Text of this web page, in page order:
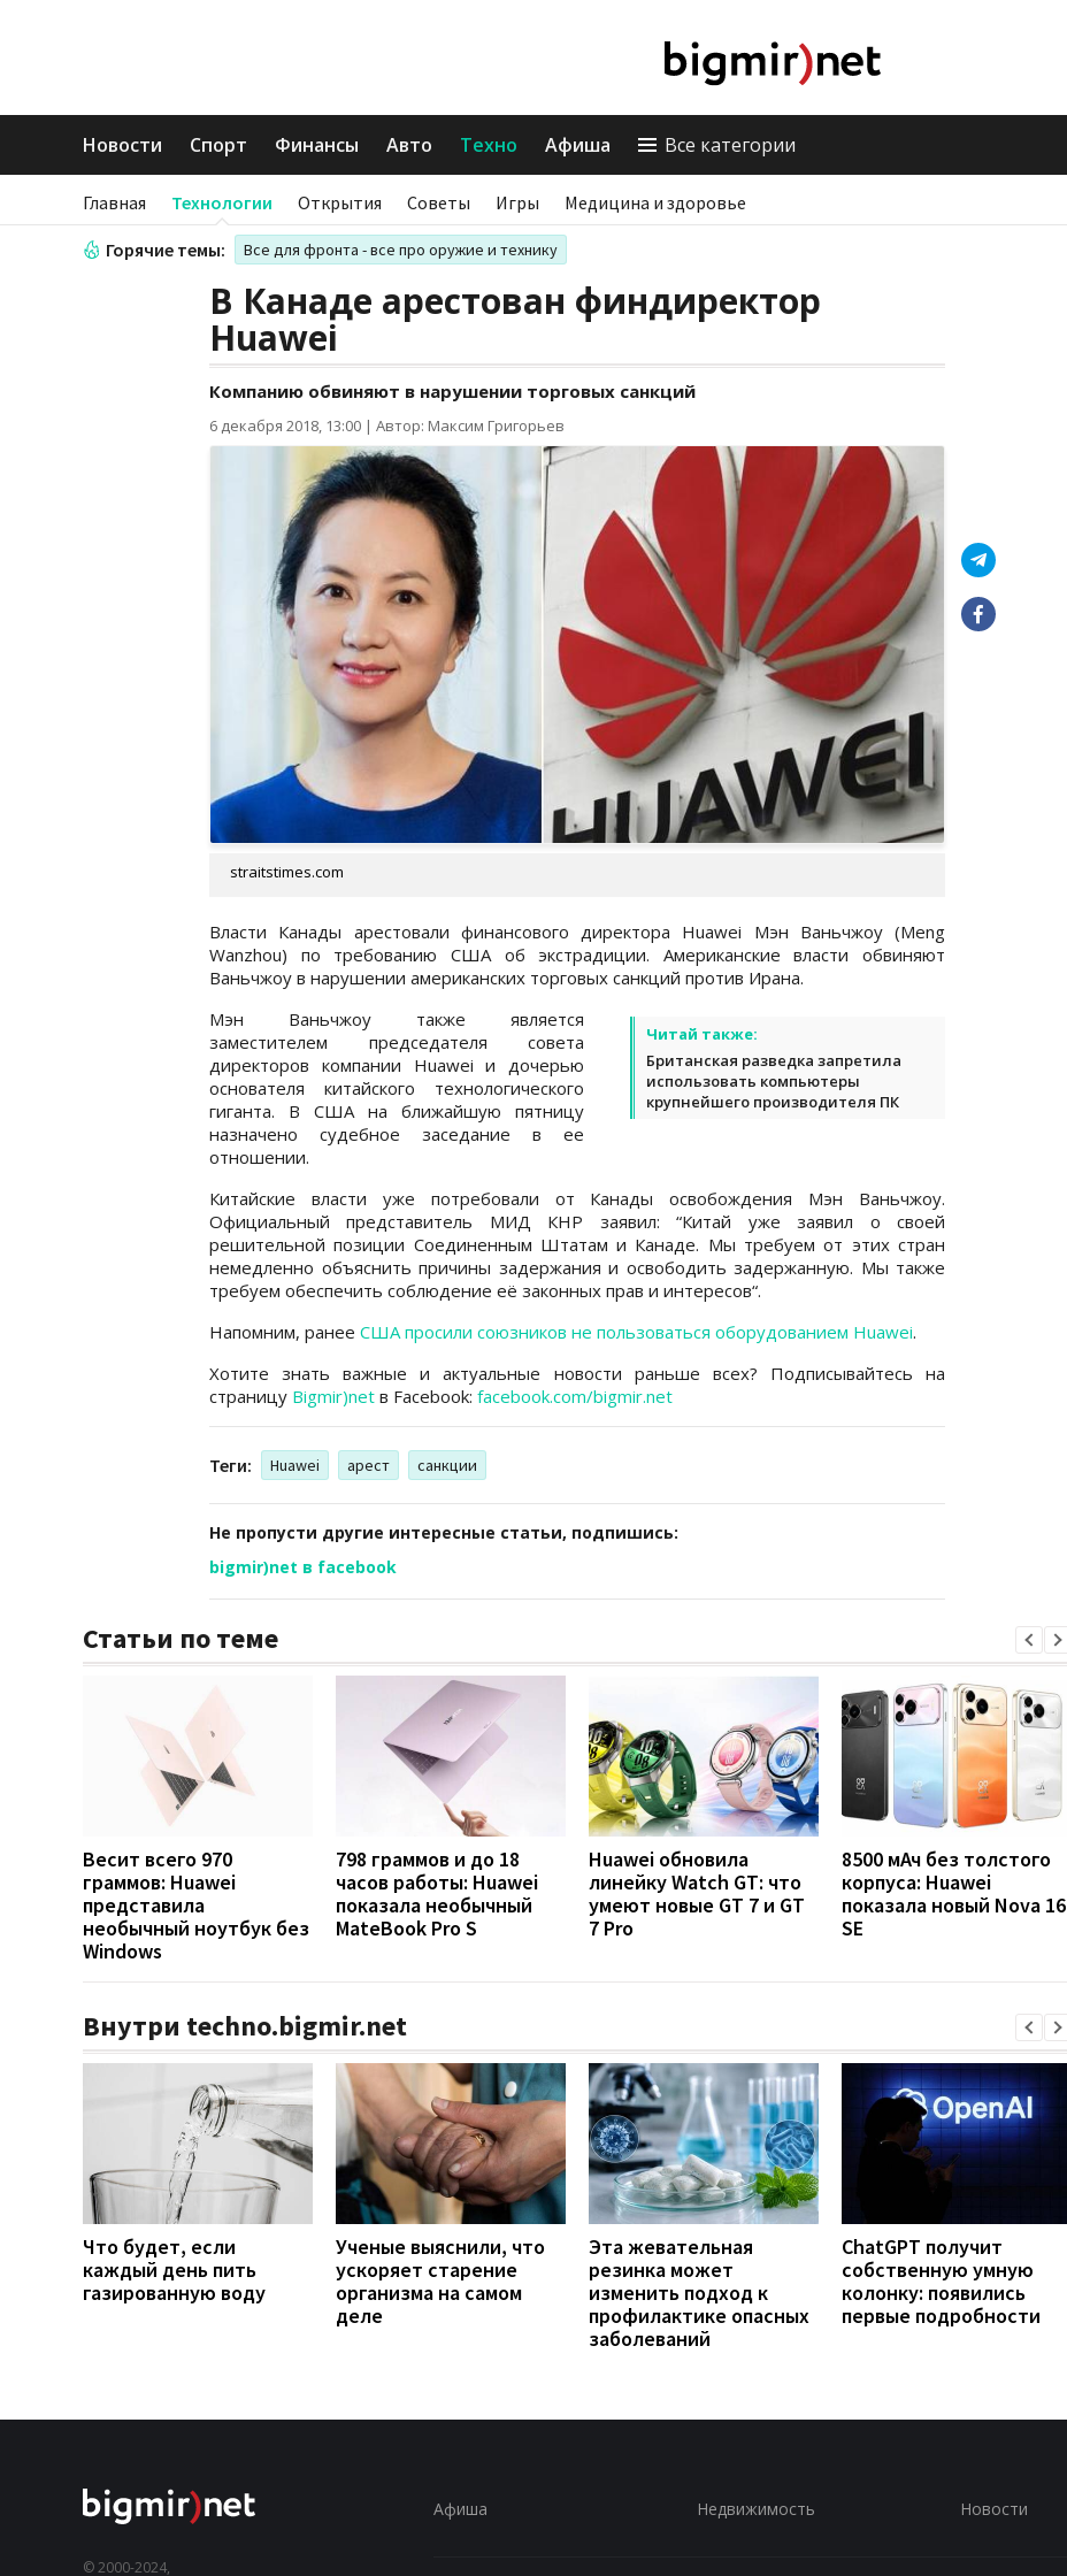
Новости Спорт Финансы Авто Техно Афиша Все категории
Главная Технологии Открытия Советы Игры Медицина и здоровье
Горячие темы: Все для фронта - все про оружие и технику
В Канаде арестован финдиректор
Huawei
Компанию обвиняют в нарушении торговых санкций
6 декабря 2018, 13:00 | Автор: Максим Григорьев
straitstimes.com
Власти Канады арестовали финансового директора Huawei Мэн Ваньчжоу (Meng
Wanzhou) по требованию США об экстрадиции. Американские власти обвиняют
Ваньчжоу в нарушении американских торговых санкций против Ирана.
Читай также:
Британская разведка запретила
использовать компьютеры
крупнейшего производителя ПК
Мэн Ваньчжоу также является
заместителем председателя совета
директоров компании Huawei и дочерью
основателя китайского технологического
гиганта. В США на ближайшую пятницу
назначено судебное заседание в ее
отношении.
Китайские власти уже потребовали от Канады освобождения Мэн Ваньчжоу.
Официальный представитель МИД КНР заявил: “Китай уже заявил о своей
решительной позиции Соединенным Штатам и Канаде. Мы требуем от этих стран
немедленно объяснить причины задержания и освободить задержанную. Мы также
требуем обеспечить соблюдение её законных прав и интересов“.
Напомним, ранее США просили союзников не пользоваться оборудованием Huawei.
Хотите знать важные и актуальные новости раньше всех? Подписывайтесь на
страницу Bigmir)net в Facebook: facebook.com/bigmir.net
Теги: Huawei арест санкции
Не пропусти другие интересные статьи, подпишись:
bigmir)net в facebook
Статьи по теме
Весит всего 970
граммов: Huawei
представила
необычный ноутбук без
Windows
798 граммов и до 18
часов работы: Huawei
показала необычный
MateBook Pro S
Huawei обновила
линейку Watch GT: что
умеют новые GT 7 и GT
7 Pro
8500 мАч без толстого
корпуса: Huawei
показала новый Nova 16
SE
Внутри techno.bigmir.net
Что будет, если
каждый день пить
газированную воду
Ученые выяснили, что
ускоряет старение
организма на самом
деле
Эта жевательная
резинка может
изменить подход к
профилактике опасных
заболеваний
ChatGPT получит
собственную умную
колонку: появились
первые подробности
© 2000-2024,
Афиша Недвижимость Новости